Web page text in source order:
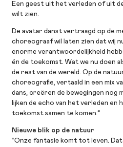
Een geest uit het verleden of uit
wilt zien.
De avatar danst vertraagd op de
choreograaf wil laten zien dat wij
enorme verantwoordelijkheid
én de toekomst. Wat we nu doen
de rest van de wereld. Op de
choreografie, vertaald in een mix
dans, creëren de bewegingen nog
lijken de echo van het verleden en
toekomst samen te komen.”
Nieuwe blik op de natuur
“Onze fantasie komt tot leven.